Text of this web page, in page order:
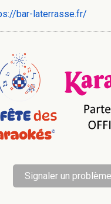
bar-laterrasse.fr/
Signaler un problème